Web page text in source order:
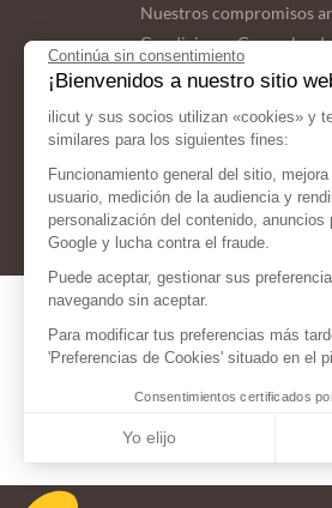
Continúa sin consentimiento
¡Bienvenidos a nuestro sitio
ilicut y sus socios utilizan «cookies» y
similares para los siguientes fines:
Funcionamiento general del sitio,
usuario, medición de la audiencia y
personalización del contenido, anuncios
Google y lucha contra el fraude.
Puede aceptar, gestionar sus
navegando sin aceptar.
Para modificar tus preferencias más
'Preferencias de Cookies' situado en el
Consentimientos certificados
Yo elijo
Nuestros compromisos
Condiciones Generales
FORMAS DE
PAGO